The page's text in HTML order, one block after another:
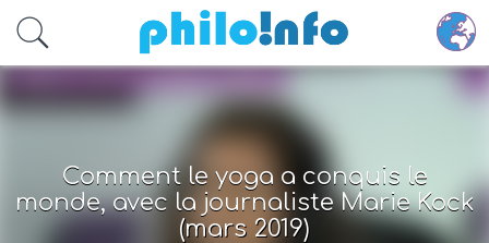
Accéder au contenu principal
Comment le yoga a conquis le
monde, avec la journaliste Marie Kock
(mars 2019)